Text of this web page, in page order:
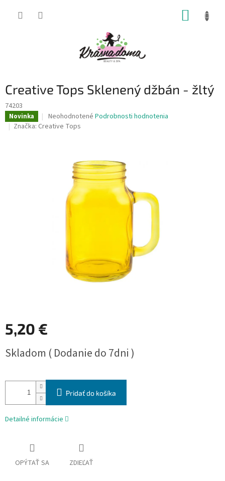
Creative Tops Sklenený džbán - žltý
74203
Novinka
Priemerné
hodnotenie
hviezdičiek.
Neohodnotené Podrobnosti hodnotenia
Značka: Creative Tops
5,20 €
cena:
Skladom ( Dodanie do 7dni )
Pridať do košíka
Detailné informácie
OPÝTAŤ SA ZDIEĽAŤ